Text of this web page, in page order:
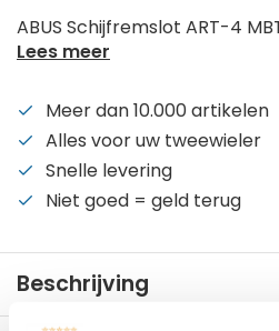
ABUS Schijfremslot ART-4
Lees meer
Meer dan 10.000 artikelen
Alles voor uw tweewieler
Snelle levering
Niet goed = geld terug
Beschrijving